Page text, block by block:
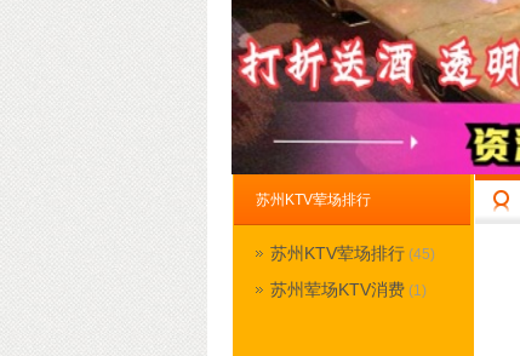
苏州KTV荤场排行
苏州KTV荤场排行 (45)
苏州荤场KTV消费 (1)